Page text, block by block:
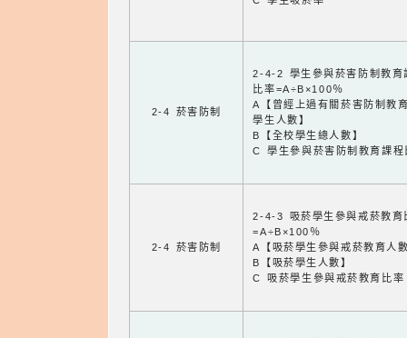
2-4 菸害防制
2-4-2 學生參與菸害防制教育
比率=A÷B×100％
A【曾經上過有關菸害防制教
學生人數】
B【全校學生總人數】
C 學生參與菸害防制教育課程
2-4 菸害防制
2-4-3 吸菸學生參與戒菸教育
=A÷B×100％
A【吸菸學生參與戒菸教育人
B【吸菸學生人數】
C 吸菸學生參與戒菸教育比率